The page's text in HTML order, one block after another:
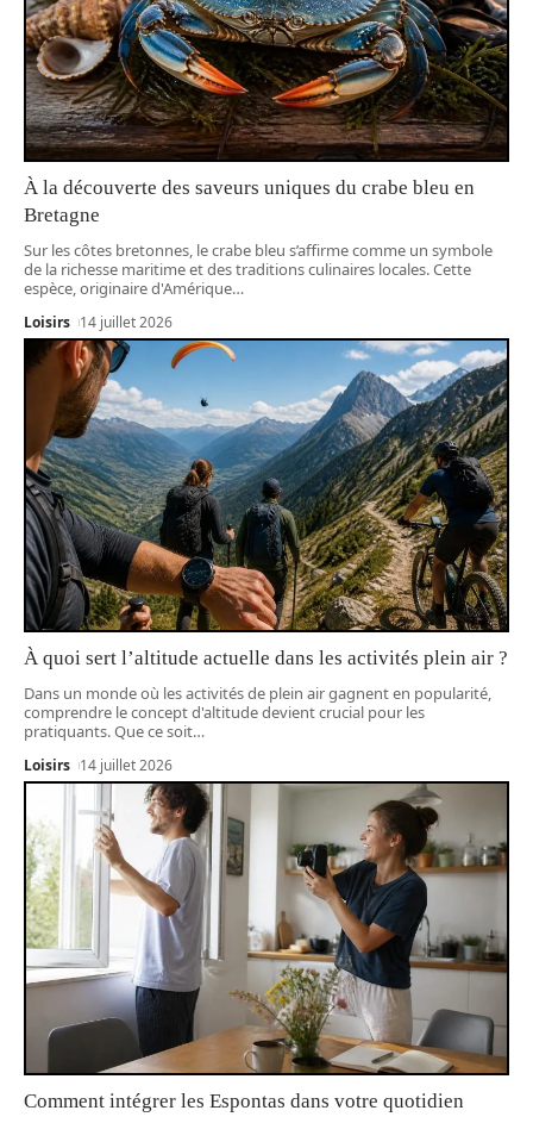
À la découverte des saveurs uniques du crabe bleu en
Bretagne
Sur les côtes bretonnes, le crabe bleu s’affirme comme un symbole
de la richesse maritime et des traditions culinaires locales. Cette
espèce, originaire d'Amérique…
Loisirs 14 juillet 2026
À quoi sert l’altitude actuelle dans les activités plein air ?
Dans un monde où les activités de plein air gagnent en popularité,
comprendre le concept d'altitude devient crucial pour les
pratiquants. Que ce soit…
Loisirs 14 juillet 2026
Comment intégrer les Espontas dans votre quotidien